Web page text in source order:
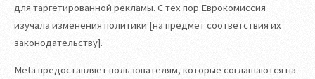
для таргетированной рекламы. С тех пор Еврокомиссия
изучала изменения политики [на предмет соответствия их
законодательству].
Meta предоставляет пользователям, которые соглашаются на